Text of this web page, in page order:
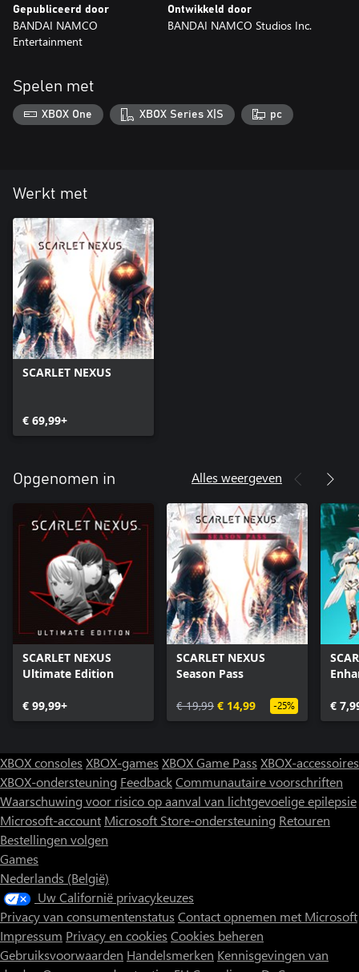
Gepubliceerd door
BANDAI NAMCO
Entertainment
Ontwikkeld door
BANDAI NAMCO Studios Inc.
Spelen met
XBOX One XBOX Series X|S pc
Werkt met
SCARLET NEXUS
€ 69,99+
Opgenomen in Alles weergeven
SCARLET NEXUS
Ultimate Edition
€ 99,99+
SCARLET NEXUS
Season Pass
€ 19,99 € 14,99 -25% €
XBOX consoles XBOX-games XBOX Game Pass XBOX-accessoires
XBOX-ondersteuning FeedbackCommunautaire voorschriften
Waarschuwing voor risico op aanval van lichtgevoelige epilepsie
Microsoft-account Microsoft Store-ondersteuning Retouren
Bestellingen volgen
Games
Nederlands (België)
Uw Californië privacykeuzes
Privacy van consumentenstatus Contact opnemen met Microsoft
Impressum Privacy en cookies Cookies beheren
Gebruiksvoorwaarden Handelsmerken Kennisgevingen van